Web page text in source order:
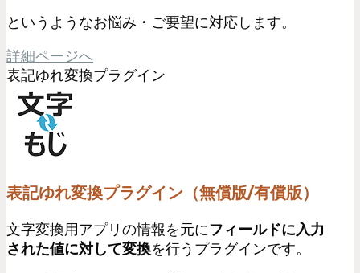
というようなお悩み・ご要望に対応します。
詳細ページへ
表記ゆれ変換プラグイン
表記ゆれ変換プラグイン（無償版/有償版）
文字変換用アプリの情報を元にフィールドに入力
された値に対して変換を行うプラグインです。